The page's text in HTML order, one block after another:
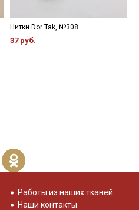
Нитки Dor Tak, №308
37 руб.
Работы из наших тканей
Наши контакты